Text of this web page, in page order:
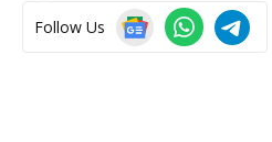
Follow Us